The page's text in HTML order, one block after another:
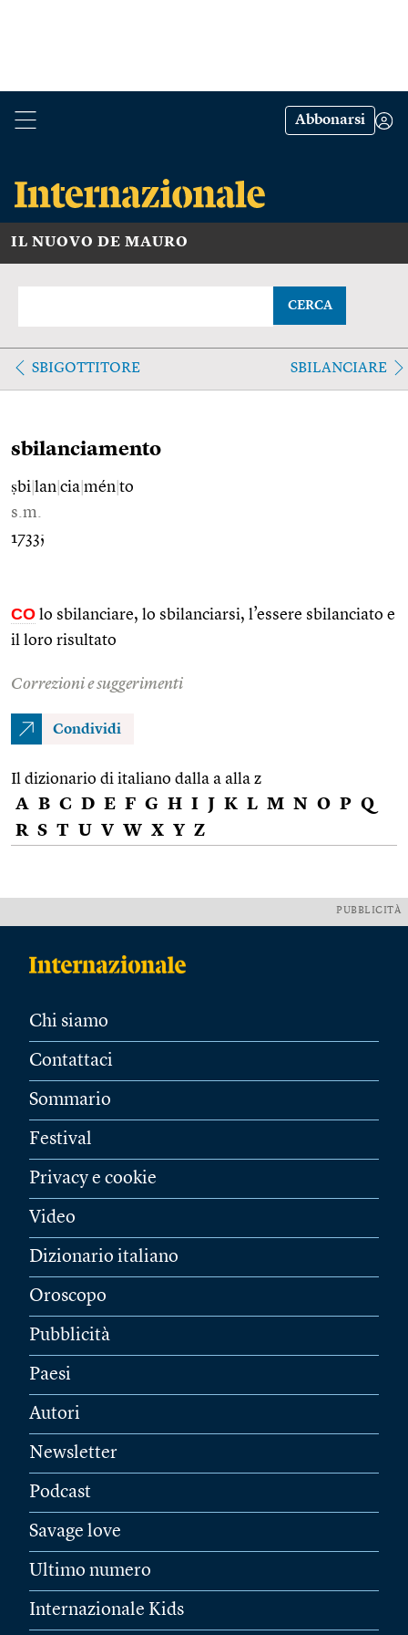
Abbonarsi
IL NUOVO DE MAURO
CERCA
SBIGOTTITORE SBILANCIARE
sbilanciamento
ṣbi lan cia mén to
s.m.
1733;
CO lo sbilanciare, lo sbilanciarsi, l’essere sbilanciato e
il loro risultato
Correzioni e suggerimenti
Condividi
Il dizionario di italiano dalla a alla z
A B C D E F G H I J K L M N O P Q
R S T U V W X Y Z
PUBBLICITÀ
Chi siamo
Contattaci
Sommario
Festival
Privacy e cookie
Video
Dizionario italiano
Oroscopo
Pubblicità
Paesi
Autori
Newsletter
Podcast
Savage love
Ultimo numero
Internazionale Kids